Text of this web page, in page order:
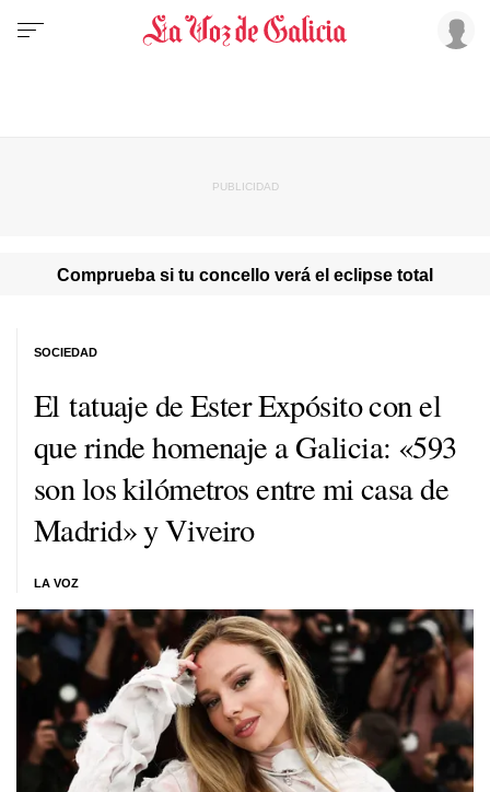
Comprueba si tu concello verá el eclipse total
El tatuaje de Ester Expósito con el
que rinde homenaje a Galicia: «593
son los kilómetros entre mi casa de
Madrid» y Viveiro
LA VOZ
SOCIEDAD